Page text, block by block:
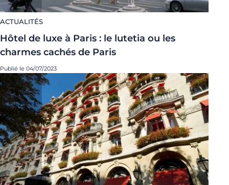
ACTUALITÉS
Hôtel de luxe à Paris : le lutetia ou les
charmes cachés de Paris
Publié le 04/07/2023